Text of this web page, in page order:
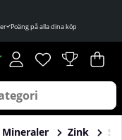
Poäng på alla dina köp
Önskelista
Antal i
. .
Mineraler Zink